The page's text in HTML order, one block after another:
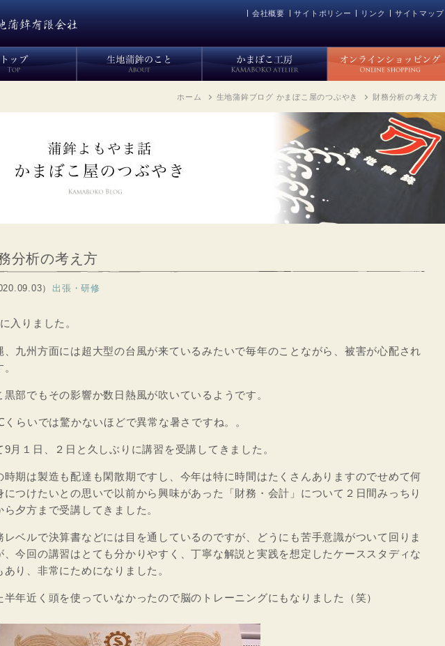
会社概要 サイトポリシー リンク サイトマップ
ホーム 生地蒲鉾ブログ かまぼこ屋のつぶやき 財務分析の考え方
分析の考え方
） 出張・研修
入りました。
、九州方面には超大型の台風が来ているみたいで毎年のことながら、被害が心配され
黒部でもその影響か数日熱風が吹いているようです。
らいでは驚かないほどで異常な暑さですね。。
9月１日、２日と久しぶりに講習を受講してきました。
時期は製造も配達も閑散期ですし、今年は特に時間はたくさんありますのでせめて何
につけたいとの思いで以前から興味があった「財務・会計」について２日間みっちり
ら夕方まで受講してきました。
レベルで決算書などには目を通しているのですが、どうにも苦手意識がついて回りま
、今回の講習はとても分かりやすく、丁寧な解説と実践を想定したケーススタディな
あり、非常にためになりました。
半年近く頭を使っていなかったので脳のトレーニングにもなりました（笑）